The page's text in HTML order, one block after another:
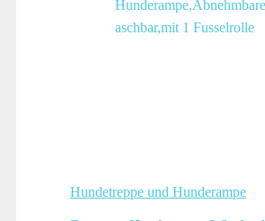
Hundetreppe und Hunderampe